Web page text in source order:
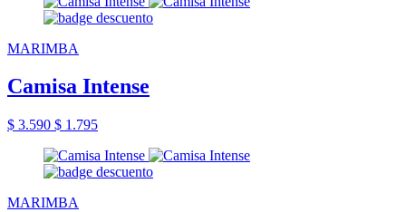
MARIMBA
Camisa Intense
$ 3.590 $ 1.795
MARIMBA